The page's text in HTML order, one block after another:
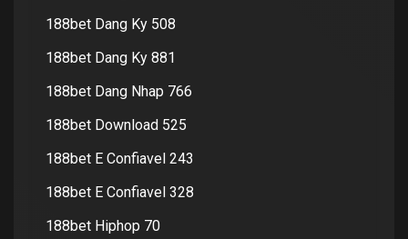
188bet Dang Ky 508
188bet Dang Ky 881
188bet Dang Nhap 766
188bet Download 525
188bet E Confiavel 243
188bet E Confiavel 328
188bet Hiphop 70